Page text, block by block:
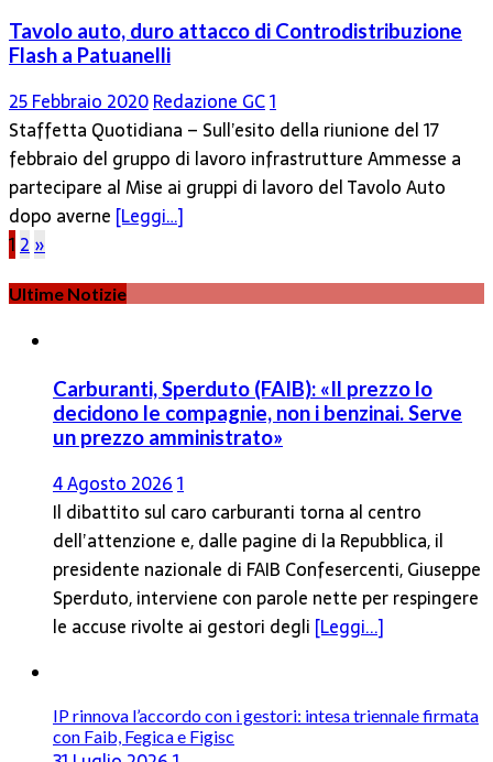
Tavolo auto, duro attacco di Controdistribuzione
Flash a Patuanelli
25 Febbraio 2020Redazione GC1
Staffetta Quotidiana – Sull’esito della riunione del 17
febbraio del gruppo di lavoro infrastrutture Ammesse a
partecipare al Mise ai gruppi di lavoro del Tavolo Auto
dopo averne [Leggi…]
Paginazione
degli
articoli
12»
Ultime Notizie
Carburanti, Sperduto (FAIB): «Il prezzo lo
decidono le compagnie, non i benzinai. Serve
un prezzo amministrato»
4 Agosto 20261
Il dibattito sul caro carburanti torna al centro
dell’attenzione e, dalle pagine di la Repubblica, il
presidente nazionale di FAIB Confesercenti, Giuseppe
Sperduto, interviene con parole nette per respingere
le accuse rivolte ai gestori degli [Leggi...]
IP rinnova l’accordo con i gestori: intesa triennale firmata
con Faib, Fegica e Figisc